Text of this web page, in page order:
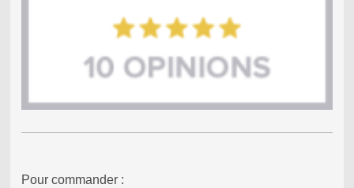
Pour commander :